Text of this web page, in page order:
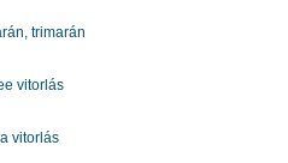
trimarán
vitorlás
vitorlás